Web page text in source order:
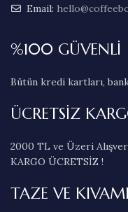
Email:
%100 GÜVENLİ
Bütün kredi kartları,
ÜCRETSİZ
2000 TL ve Üzeri
KARGO ÜCRETSİZ !
TAZE VE